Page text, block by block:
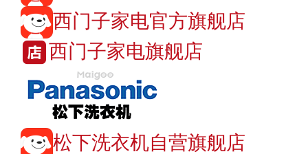
西门子家电官方旗舰店
西门子家电旗舰店
松下洗衣机自营旗舰店